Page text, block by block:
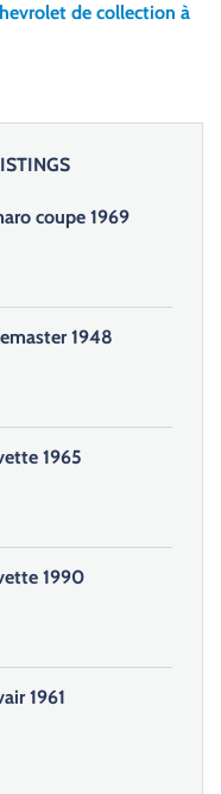
de collection à
coupe 1969
1948
1965
1990
1961